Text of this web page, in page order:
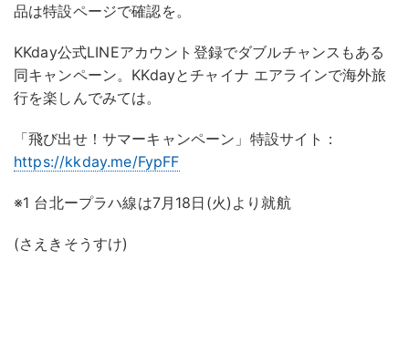
品は特設ページで確認を。
KKday公式LINEアカウント登録でダブルチャンスもある
同キャンペーン。KKdayとチャイナ エアラインで海外旅
行を楽しんでみては。
「飛び出せ！サマーキャンペーン」特設サイト：
https://kkday.me/FypFF
※1 台北ープラハ線は7月18日(火)より就航
(さえきそうすけ)